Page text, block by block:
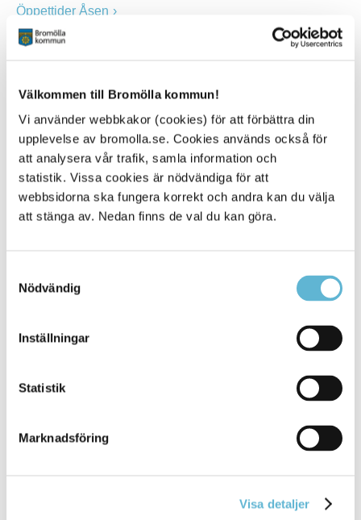
Välkommen till Bromölla kommun!
Vi använder webbkakor (cookies) för att förbättra din
upplevelse av bromolla.se. Cookies används också för
att analysera vår trafik, samla information och
statistik. Vissa cookies är nödvändiga för att
webbsidorna ska fungera korrekt och andra kan du välja
att stänga av. Nedan finns de val du kan göra.
Nödvändig
Inställningar
Statistik
Marknadsföring
Visa detaljer
Öppettider Åsen
Olofströms återvinningscentral
Information om öppettider finns på Västblekinge Miljös
Jourtelefonnummer (kvällar och helger)
Felanmälan vatten och avlopp 010-211 97 90
Driftstörning el 0456-62 25 77
AB 044-200 400
Kommentera